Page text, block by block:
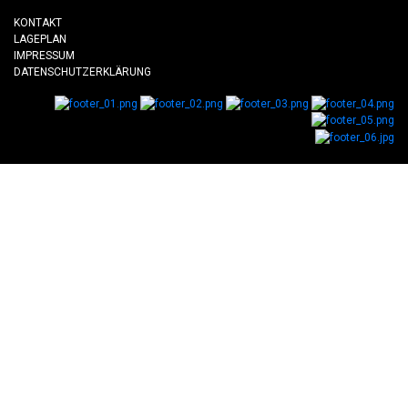
KONTAKT
LAGEPLAN
IMPRESSUM
DATENSCHUTZERKLÄRUNG